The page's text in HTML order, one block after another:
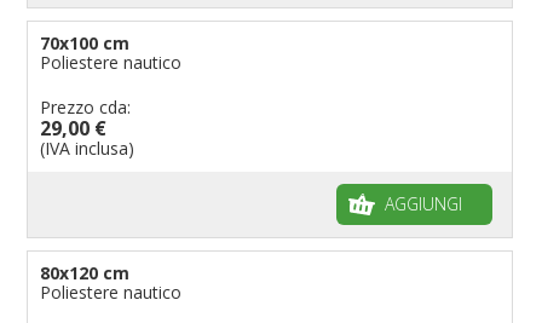
70x100 cm
Poliestere nautico
Prezzo cda:
29,00 €
(IVA inclusa)
AGGIUNGI
80x120 cm
Poliestere nautico